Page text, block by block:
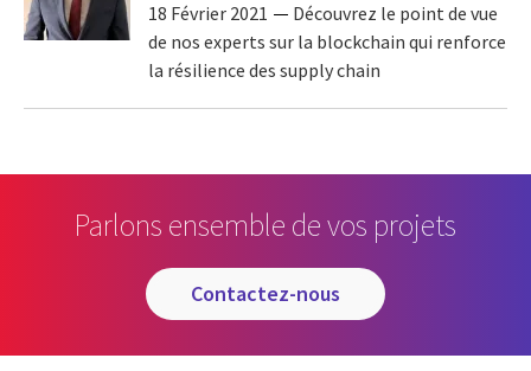
18 Février 2021
Découvrez le point de vue
de nos experts sur la blockchain qui renforce
la résilience des supply chain
Parlons ensemble de vos projets
contactez-nous